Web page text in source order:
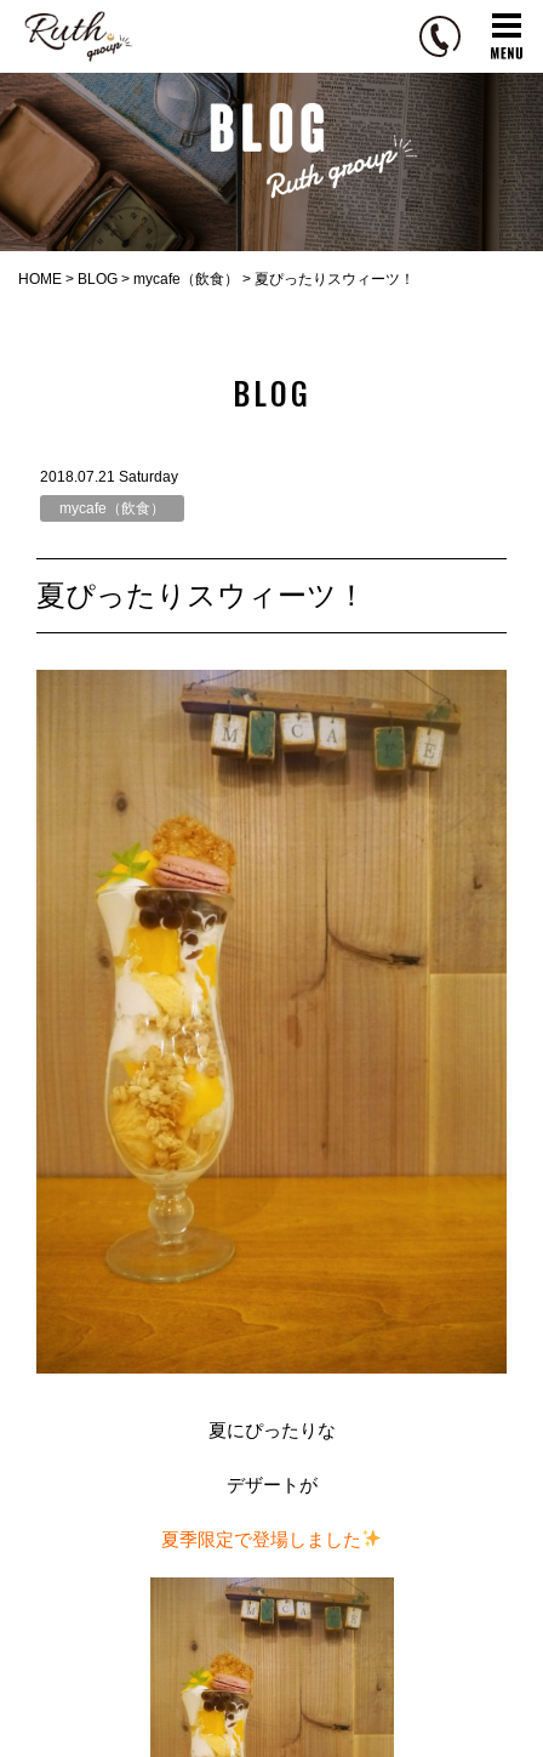
t
h
g
r
o
u
HOME > BLOG > mycafe（飲食） > 夏ぴったりスウィーツ！
BLOG
2018.07.21 Saturday
mycafe（飲食）
夏ぴったりスウィーツ！
夏にぴったりな
デザートが
夏季限定で登場しました